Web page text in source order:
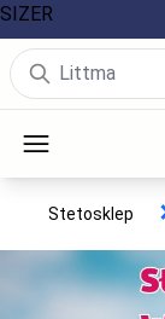
Stetosklep
SIZER